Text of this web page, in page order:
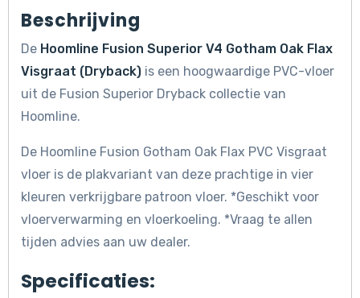
Beschrijving
De Hoomline Fusion Superior V4 Gotham Oak Flax
Visgraat (Dryback) is een hoogwaardige PVC-vloer
uit de Fusion Superior Dryback collectie van
Hoomline.
De Hoomline Fusion Gotham Oak Flax PVC Visgraat
vloer is de plakvariant van deze prachtige in vier
kleuren verkrijgbare patroon vloer. *Geschikt voor
vloerverwarming en vloerkoeling. *Vraag te allen
tijden advies aan uw dealer.
Specificaties: